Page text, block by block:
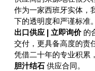
作为一家西班牙实体，
下的透明度和严谨标准
出口供应 | 立即询价 的
交付，更具备高度的责
凭借二十年的专业积累
胆汁结石 供应合同。